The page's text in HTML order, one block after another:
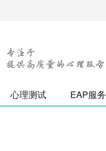
心理测试 EAP服务